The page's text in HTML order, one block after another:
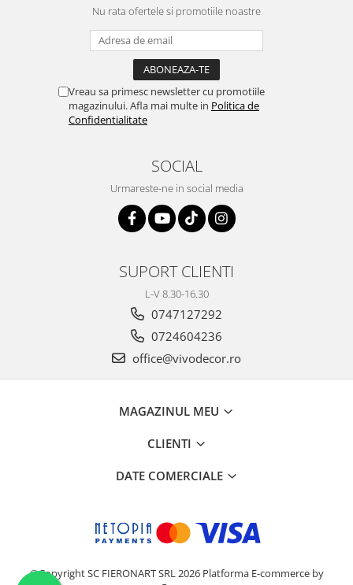
Nu rata ofertele si promotiile noastre
Vreau sa primesc newsletter cu promotiile
magazinului. Afla mai multe in Politica de
Confidentialitate
SOCIAL
Urmareste-ne in social media
SUPORT CLIENTI
L-V 8.30-16.30
0747127292
0724604236
office@vivodecor.ro
MAGAZINUL MEU
CLIENTI
DATE COMERCIALE
©Copyright SC FIERONART SRL 2026 Platforma E-commerce by